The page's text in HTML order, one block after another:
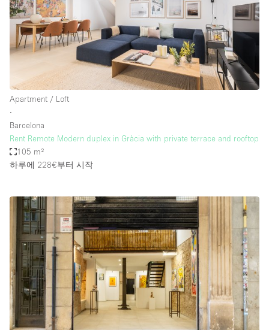
Apartment / Loft
∙
Barcelona
Rent Remote Modern duplex in Gràcia with private terrace and rooftop
105 m²
하루에 228€부터 시작